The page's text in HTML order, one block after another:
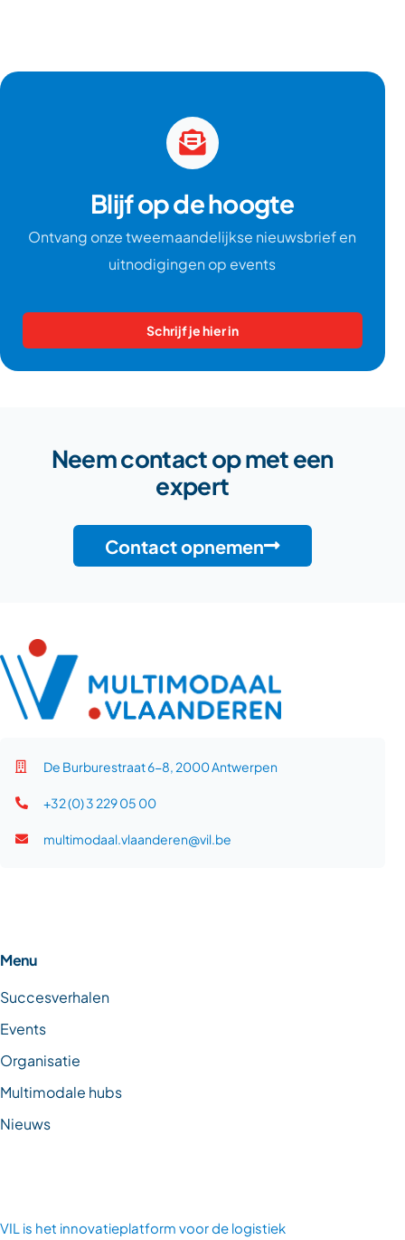
Blijf op de hoogte
Ontvang onze tweemaandelijkse nieuwsbrief en
uitnodigingen op events
Schrijf je hier in
Neem contact op met een
expert
Contact opnemen
De Burburestraat 6-8, 2000 Antwerpen
+32 (0) 3 229 05 00
multimodaal.vlaanderen@vil.be
Menu
Succesverhalen
Events
Organisatie
Multimodale hubs
Nieuws
VIL is het innovatieplatform voor de logistiek